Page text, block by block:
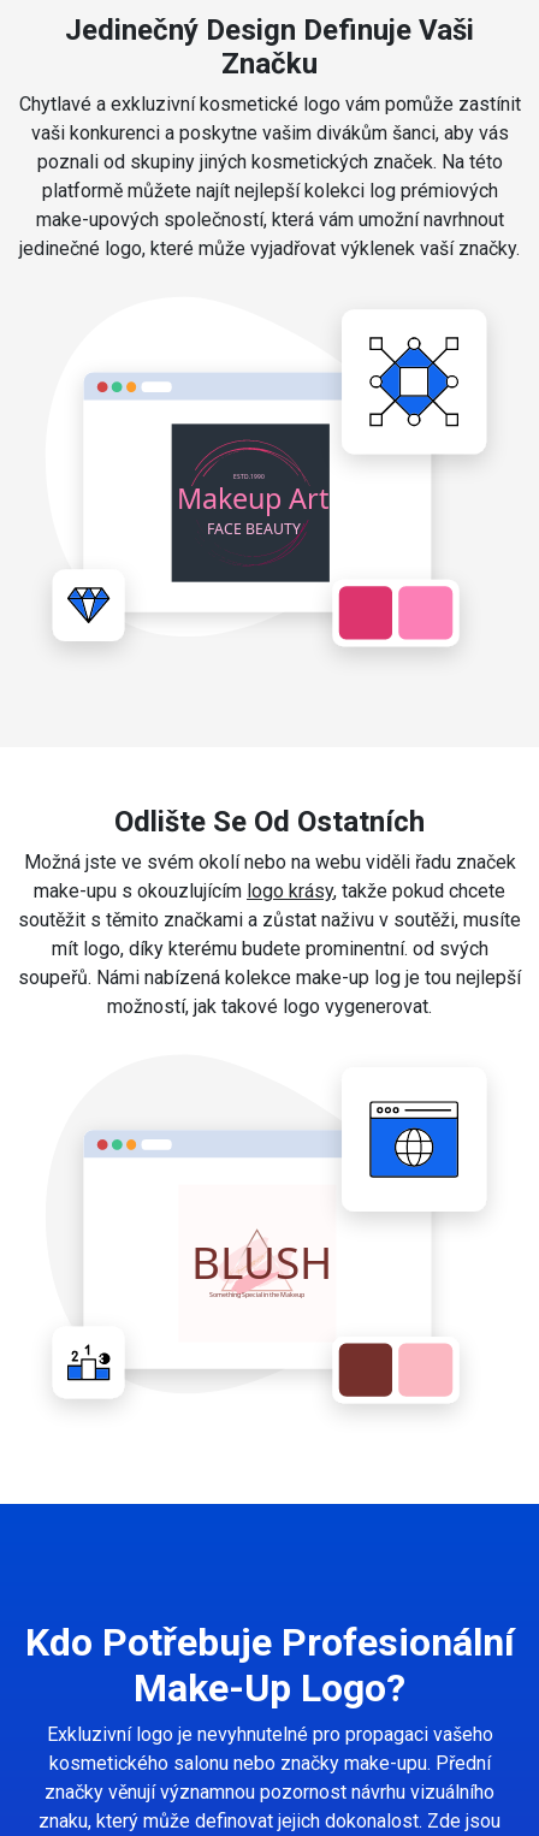
Jedinečný Design Definuje Vaši
Značku
Chytlavé a exkluzivní kosmetické logo vám pomůže zastínit
vaši konkurenci a poskytne vašim divákům šanci, aby vás
poznali od skupiny jiných kosmetických značek. Na této
platformě můžete najít nejlepší kolekci log prémiových
make-upových společností, která vám umožní navrhnout
jedinečné logo, které může vyjadřovat výklenek vaší značky.
Odlište Se Od Ostatních
Možná jste ve svém okolí nebo na webu viděli řadu značek
make-upu s okouzlujícím logo krásy, takže pokud chcete
soutěžit s těmito značkami a zůstat naživu v soutěži, musíte
mít logo, díky kterému budete prominentní. od svých
soupeřů. Námi nabízená kolekce make-up log je tou nejlepší
možností, jak takové logo vygenerovat.
Kdo Potřebuje Profesionální
Make-Up Logo?
Exkluzivní logo je nevyhnutelné pro propagaci vašeho
kosmetického salonu nebo značky make-upu. Přední
značky věnují významnou pozornost návrhu vizuálního
znaku, který může definovat jejich dokonalost. Zde jsou